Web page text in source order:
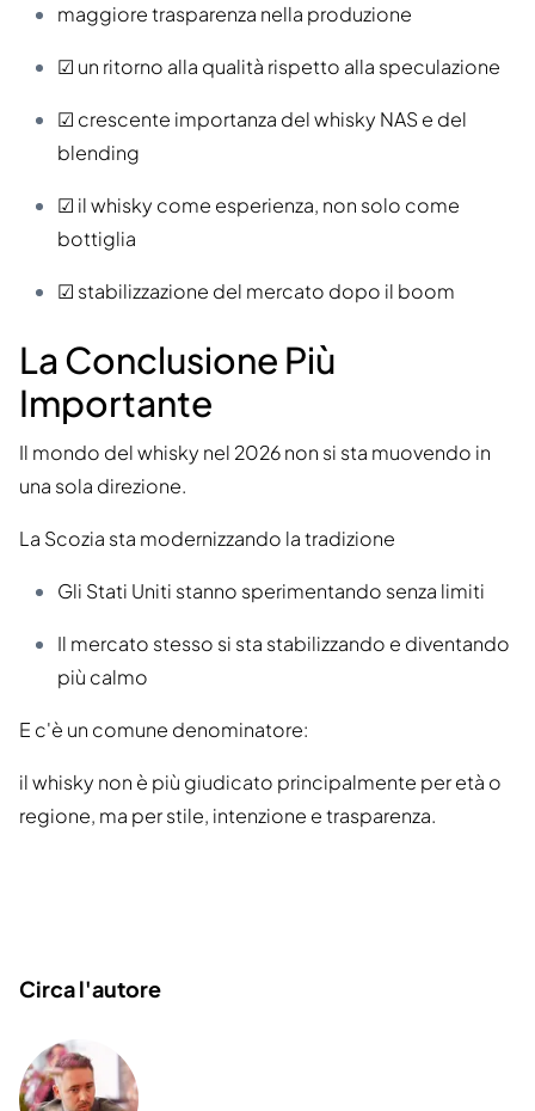
maggiore trasparenza nella produzione
☑ un ritorno alla qualità rispetto alla speculazione
☑ crescente importanza del whisky NAS e del
blending
☑ il whisky come esperienza, non solo come
bottiglia
☑ stabilizzazione del mercato dopo il boom
La Conclusione Più
Importante
Il mondo del whisky nel 2026 non si sta muovendo in
una sola direzione.
La Scozia sta modernizzando la tradizione
Gli Stati Uniti stanno sperimentando senza limiti
Il mercato stesso si sta stabilizzando e diventando
più calmo
E c'è un comune denominatore:
il whisky non è più giudicato principalmente per età o
regione, ma per stile, intenzione e trasparenza.
Circa l'autore